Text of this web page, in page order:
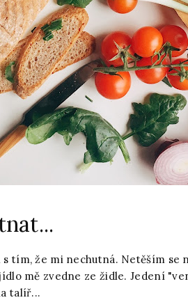
tím, že mi nechutná. Netěším se
mě zvedne ze židle. Jedení
talíř...